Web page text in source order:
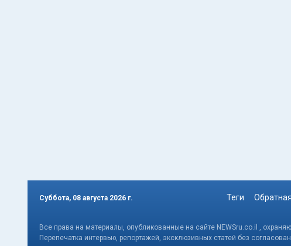
Суббота, 08 августа 2026 г. Теги
Все права на материалы, опубликованные на сайте NEWSru.co.il ,
Перепечатка интервью, репортажей, эксклюзивных статей без